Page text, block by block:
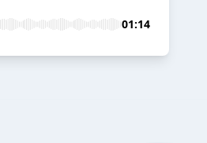
01:14